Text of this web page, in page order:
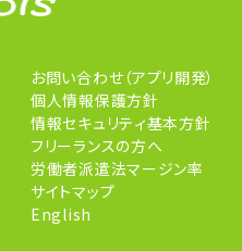
お問い合わせ（アプリ開発）
個人情報保護方針
情報セキュリティ基本方針
フリーランスの方へ
労働者派遣法マージン率
サイトマップ
English